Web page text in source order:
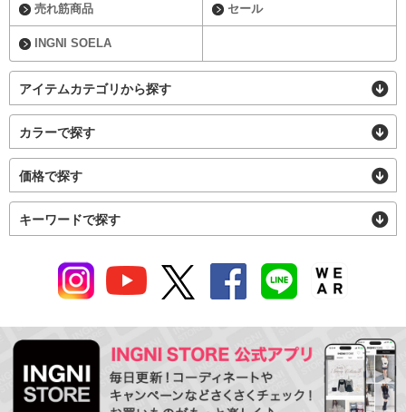
売れ筋商品 セール
INGNI SOELA
アイテムカテゴリから探す
カラーで探す
価格で探す
キーワードで探す